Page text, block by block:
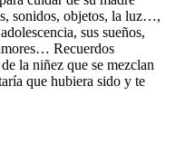
sonidos, objetos, la luz…,
sus sueños,
Recuerdos
la niñez que se mezclan
que hubiera sido y te